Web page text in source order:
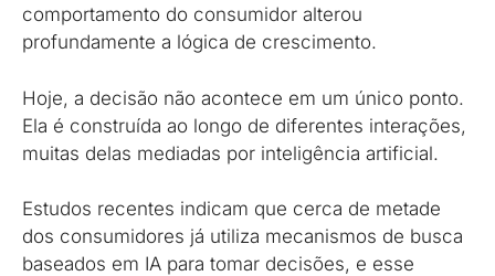
comportamento do consumidor alterou
profundamente a lógica de crescimento.
Hoje, a decisão não acontece em um único ponto.
Ela é construída ao longo de diferentes interações,
muitas delas mediadas por inteligência artificial.
Estudos recentes indicam que cerca de metade
dos consumidores já utiliza mecanismos de busca
baseados em IA para tomar decisões, e esse